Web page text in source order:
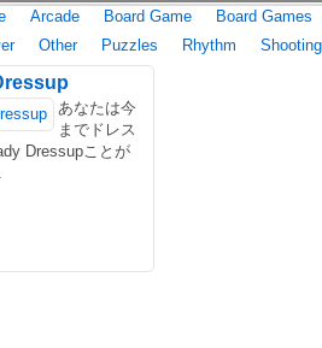
Arcade Board Game
Board Games
Other Puzzles Rhythm Shooting
あなたは今
までドレス
Dressupことが